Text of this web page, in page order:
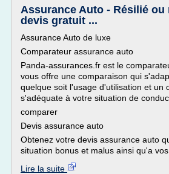
Assurance Auto - Résilié ou
devis gratuit ...
Assurance Auto de luxe
Comparateur assurance auto
Panda-assurances.fr est le
vous offre une comparaison qui
quelque soit l'usage d'utilisation et un
s'adéquate à votre situation de
comparer
Devis assurance auto
Obtenez votre devis assurance auto
situation bonus et malus ainsi qu'a
Lire la suite